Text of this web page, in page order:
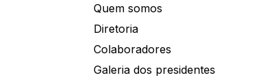
Quem somos
Diretoria
Colaboradores
Galeria dos presidentes